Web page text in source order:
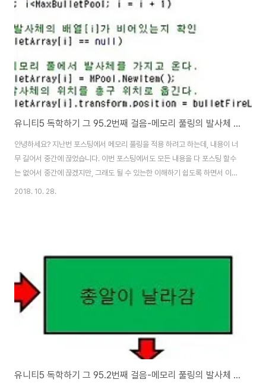
더 시킨 것이였습니다. 그래서 여기는 0으로 만들어 놓았습니다. 이제서야 제
유니티5 독학하기 그 95.2번째 걸음-메모리 풀링의 발사체 적용 part2
안녕하세요? 지난번 포스팅에서 메모리 풀링을 적용 하려고 하는데, 내용이 너
무 길어서 중간에 끊었습니다. 이번 포스팅에서도 모든 내용을 다 포스팅 할수
는 없어서 중간에 끊겠지만, 그래도 될 수 있는한 이해하기 쉽도록 하면서 이러
저러 했던 시행착오를 기록해 보도록 하겠습니다. 우선 지난번에 만든
10개가 최대한도면 모두 10개 발사되는 일이 없도록 for문에서 break; 가 있
는 것..
2018. 10. 28.
유니티5 독학하기 그 95.2번째 걸음-메모리 풀링의 발사체 적용 part1